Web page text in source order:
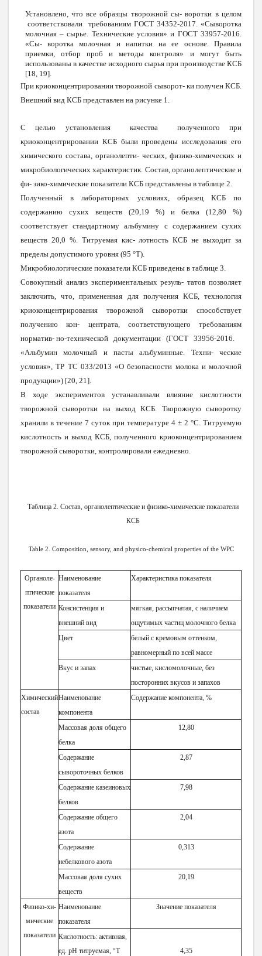
Установлено, что все образцы творожной сы-воротки в целом
соответствовали требованиям ГОСТ 34352-2017. «Сыворотка
молочная – сырье. Технические условия» и ГОСТ 33957-2016.
«Сы- воротка молочная и напитки на ее основе. Правила
приемки, отбор проб и методы контроля» и могут быть
использованы в качестве исходного сырья при производстве КСБ
[18, 19].
При криоконцентрировании творожной сыворот- ки получен КСБ.
Внешний вид КСБ представлен на рисунке 1.
С целью установления качества полученного при
криоконцентрировании КСБ были проведены исследования его
химического состава, органолепти- ческих, физико-химических и
микробиологических характеристик. Состав, органолептические и
фи- зико-химические показатели КСБ представлены в таблице 2.
Полученный в лабораторных условиях, образец КСБ по
содержанию сухих веществ (20,19 %) и белка (12,80 %)
соответствует стандартному альбумину с содержанием сухих
веществ 20,0 %. Титруемая кис- лотность КСБ не выходит за
пределы допустимого уровня (95 °Т).
Микробиологические показатели КСБ приведены в таблице 3.
Совокупный анализ экспериментальных резуль- татов позволяет
заключить, что, примененная для получения КСБ, технология
криоконцентрирования творожной сыворотки способствует
получению кон- центрата, соответствующего требованиям
норматив- но-технической документации (ГОСТ 33956-2016.
«Альбумин молочный и пасты альбуминные. Техни- ческие
условия», ТР ТС 033/2013 «О безопасности молока и молочной
продукции») [20, 21].
В ходе экспериментов устанавливали влияние кислотности
творожной сыворотки на выход КСБ. Творожную сыворотку
хранили в течение 7 суток при температуре 4 ± 2 °С. Титруемую
кислотность и выход КСБ, полученного криоконцентрированием
творожной сыворотки, контролировали ежедневно.
Таблица 2. Состав, органолептические и физико-химические показатели
КСБ
Table 2. Composition, sensory, and physico-chemical properties of the WPC
Органоле-
птические
показатели
Наименование
показателя
Характеристика показателя
Консистенция и
внешний вид
мягкая, рассыпчатая, с наличием
ощутимых частиц молочного белка
Цвет
белый с кремовым оттенком,
равномерный по всей массе
Вкус и запах
чистые, кисломолочные, без
посторонних вкусов и запахов
Химический
состав
Наименование
компонента
Содержание компонента, %
Массовая доля общего
белка
12,80
Содержание
сывороточных белков
2,87
Содержание казеиновых
белков
7,98
Содержание общего
азота
2,04
Содержание
небелкового азота
0,313
Массовая доля сухих
веществ
20,19
Физико-хи-
мические
показатели
Наименование
показателя
Значение показателя
Кислотность: активная,
ед. рН титруемая, °Т
4,35